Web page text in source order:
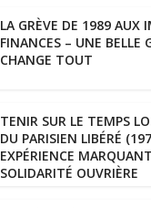
LA GRÈVE DE 1989 AUX
FINANCES – UNE BELLE
CHANGE TOUT
TENIR SUR LE TEMPS
DU PARISIEN LIBÉRÉ
EXPÉRIENCE
SOLIDARITÉ OUVRIÈRE